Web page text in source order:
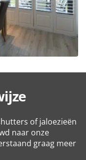
of jaloezieën
naar onze
graag meer